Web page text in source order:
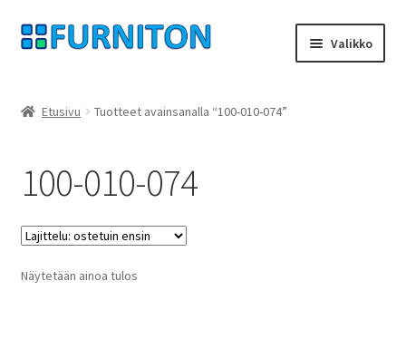
Siirry
navigointiin
Siirry
sisältöön
Valikko
yksityisyyttä
peruuttamisoikeus
Ottaa yhteyttä
Etusivu Tuotteet avainsanalla “100-010-074”
100-010-074
Näytetään ainoa tulos